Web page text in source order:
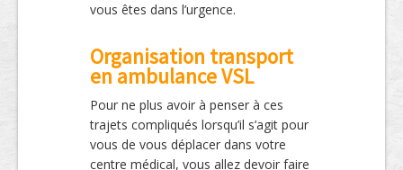
vous êtes dans l’urgence.
Organisation transport
en ambulance VSL
Pour ne plus avoir à penser à ces
trajets compliqués lorsqu’il s’agit pour
vous de vous déplacer dans votre
centre médical, vous allez devoir faire